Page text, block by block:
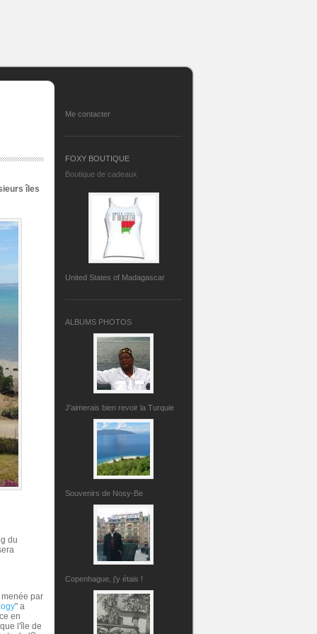
Me contacter
FOXY BOUTIQUE
Boutique de cadeaux
United States of Madagascar
ALBUMS PHOTOS
J'aimerais bien revoir la Turquie
Souvenirs de Nosy-Be
Copenhague, j'y étais !
îles
du
par
" a
en
l'île de